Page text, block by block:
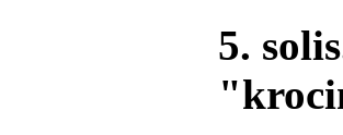
5.